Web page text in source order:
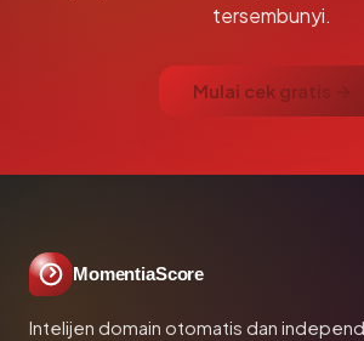
tersembunyi.
Mulai cek gratis →
MomentiaScore
Intelijen domain otomatis dan